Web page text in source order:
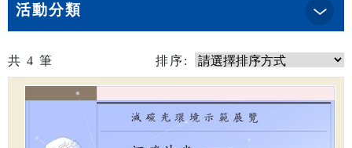
活動分類
共 4 筆 排序: